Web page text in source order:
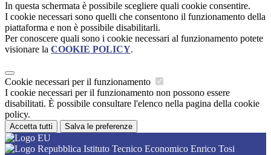
In questa schermata è possibile scegliere quali cookie consentire.
I cookie necessari sono quelli che consentono il funzionamento della
piattaforma e non è possibile disabilitarli.
Per conoscere quali sono i cookie necessari al funzionamento potete
visionare la COOKIE POLICY.
Cookie necessari per il funzionamento
I cookie necessari per il funzionamento non possono essere
disabilitati. È possibile consultare l'elenco nella pagina della cookie
policy.
Accetta tutti Salva le preferenze
Istituto Tecnico Economico Enrico Tosi